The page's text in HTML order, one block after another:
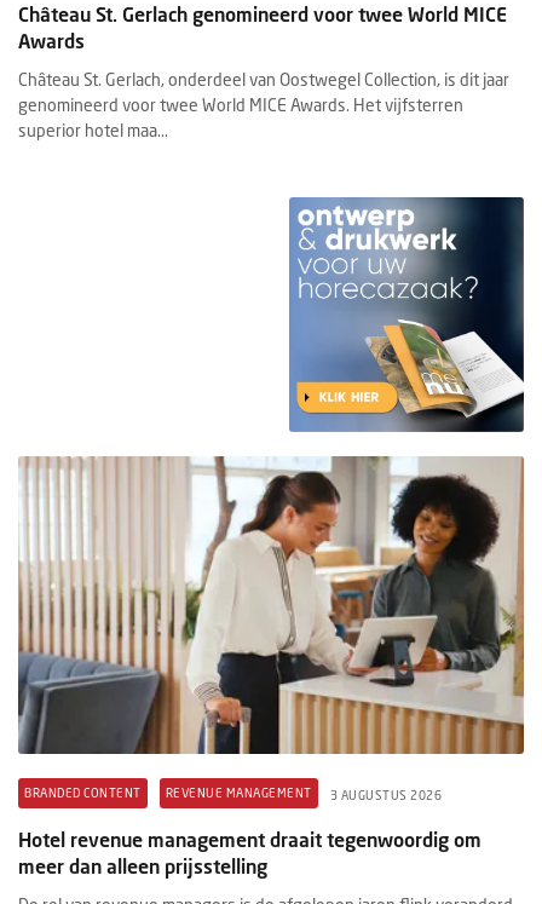
Château St. Gerlach genomineerd voor twee World MICE
Awards
Château St. Gerlach, onderdeel van Oostwegel Collection, is dit jaar
genomineerd voor twee World MICE Awards. Het vijfsterren
superior hotel maa...
BRANDED CONTENT REVENUE MANAGEMENT 3 AUGUSTUS 2026
Hotel revenue management draait tegenwoordig om
meer dan alleen prijsstelling